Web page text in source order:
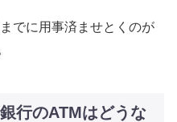
でに用事済ませとくのが
行のATMはどうな